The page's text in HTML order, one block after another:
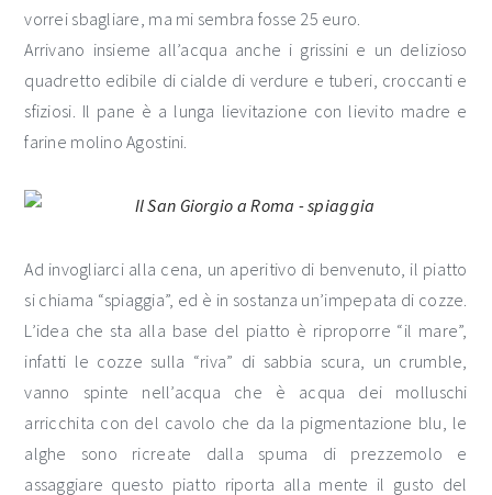
vorrei sbagliare, ma mi sembra fosse 25 euro.
Arrivano insieme all’acqua anche i grissini e un delizioso
quadretto edibile di cialde di verdure e tuberi, croccanti e
sfiziosi. Il pane è a lunga lievitazione con lievito madre e
farine molino Agostini.
Ad invogliarci alla cena, un aperitivo di benvenuto, il piatto
si chiama “spiaggia”, ed è in sostanza un’impepata di cozze.
L’idea che sta alla base del piatto è riproporre “il mare”,
infatti le cozze sulla “riva” di sabbia scura, un crumble,
vanno spinte nell’acqua che è acqua dei molluschi
arricchita con del cavolo che da la pigmentazione blu, le
alghe sono ricreate dalla spuma di prezzemolo e
assaggiare questo piatto riporta alla mente il gusto del